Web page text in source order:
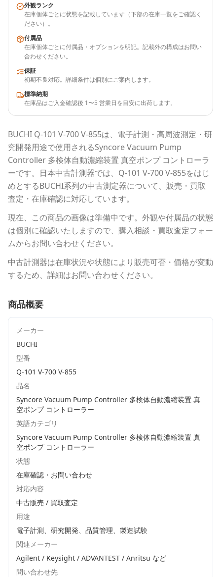
外観ランク
在庫個体ごとに状態を記載しています（下部の在庫一覧をご確認く
ださい）。
付属品
在庫個体ごとに付属品・オプションを明記。記載外の構成はお問い
合わせください。
保証
初期不良対応。詳細条件は個別にご案内します。
標準納期
在庫品はご入金確認後 1〜5 営業日を目安に出荷します。
BUCHI Q-101 V-700 V-855は、電子計測・高周波測定・研
究開発用途で使用されるSyncore Vacuum Pump
Controller 多検体自動濃縮装置 真空ポンプ コントローラ
ーです。 日本中古計測器では、 Q-101 V-700 V-855をはじ
めとするBUCHI系列の中古測定器について、販売・買取
査定・在庫確認に対応しています。
現在、この商品の画像は準備中です。外観や付属品の状態
は個別に確認いたしますので、購入相談・買取査定フォー
ムからお問い合わせください。
中古計測器は在庫状況や状態により販売可否・価格が変動
するため、詳細はお問い合わせください。
商品概要
メーカー
BUCHI
型番
Q-101 V-700 V-855
品名
Syncore Vacuum Pump Controller 多検体自動濃縮装置 真
空ポンプ コントローラー
英語カテゴリ
Syncore Vacuum Pump Controller 多検体自動濃縮装置 真
空ポンプ コントローラー
状態
在庫確認・お問い合わせ
対応内容
中古販売 / 買取査定
用途
電子計測、研究開発、品質管理、製造試験
関連メーカー
Agilent / Keysight / ADVANTEST / Anritsu など
問い合わせ先